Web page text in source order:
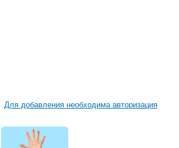
Для добавления необходима авторизация